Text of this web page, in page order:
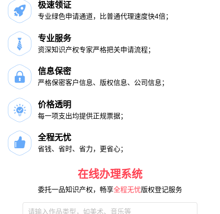
极速领证
专业绿色申请通道，比普通代理速度快4倍；
专业服务
资深知识产权专家严格把关申请流程；
信息保密
严格保密客户信息、版权信息、公司信息；
价格透明
每一项支出均提供正规票据；
全程无忧
省钱、省时、省力，更省心；
在线办理系统
委托一品知识产权，畅享全程无忧版权登记服务